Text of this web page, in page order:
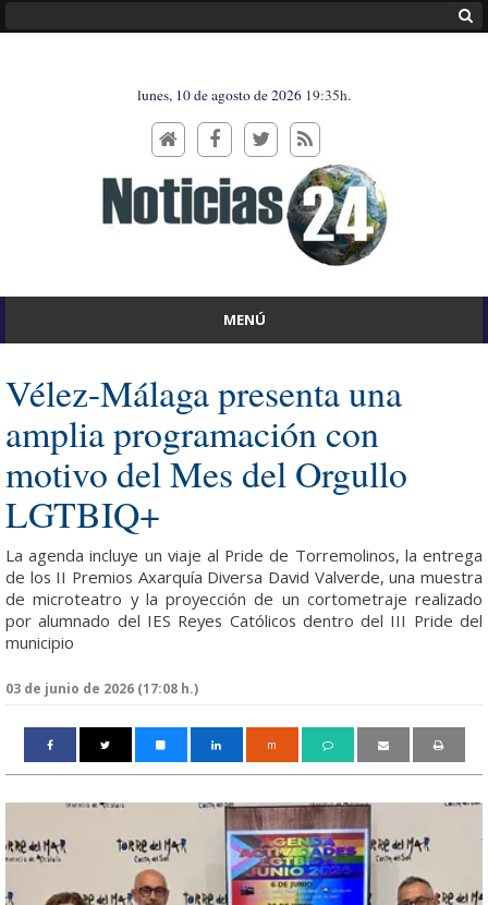
lunes, 10 de agosto de 2026 19:35h.
MENÚ
Vélez-Málaga presenta una
amplia programación con
motivo del Mes del Orgullo
LGTBIQ+
La agenda incluye un viaje al Pride de Torremolinos, la entrega
de los II Premios Axarquía Diversa David Valverde, una muestra
de microteatro y la proyección de un cortometraje realizado
por alumnado del IES Reyes Católicos dentro del III Pride del
municipio
03 de junio de 2026 (17:08 h.)
m